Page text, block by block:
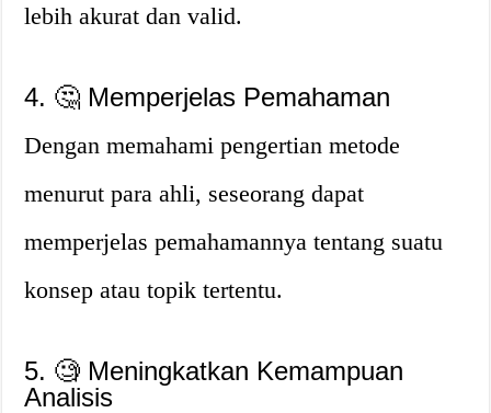
lebih akurat dan valid.
4. 🤔 Memperjelas Pemahaman
Dengan memahami pengertian metode
menurut para ahli, seseorang dapat
memperjelas pemahamannya tentang suatu
konsep atau topik tertentu.
5. 🧐 Meningkatkan Kemampuan
Analisis